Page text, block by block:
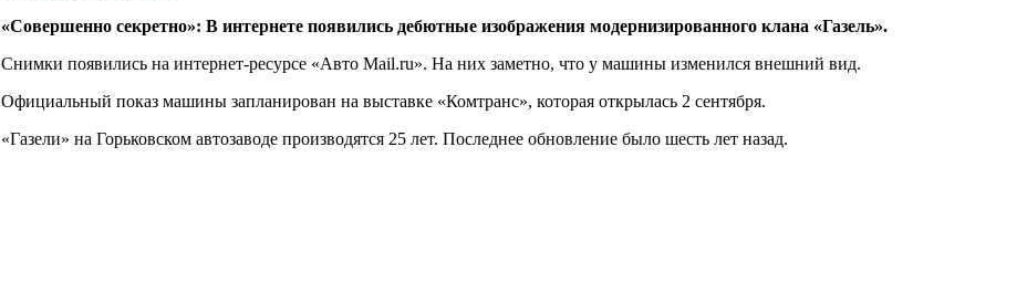
«Совершенно секретно»: В интернете появились дебютные изображения модернизированного клана «Газель».
Снимки появились на интернет-ресурсе «Авто Mail.ru». На них заметно, что у машины изменился внешний вид.
Официальный показ машины запланирован на выставке «Комтранс», которая открылась 2 сентября.
«Газели» на Горьковском автозаводе производятся 25 лет. Последнее обновление было шесть лет назад.